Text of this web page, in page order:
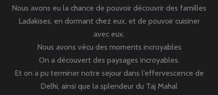
Nous avons eu la chance de pouvoir découvrir des familles
Ladakises, en dormant chez eux, et de pouvoir cuisiner
avec eux.
Nous avons vécu des moments incroyables
On a découvert des paysages incroyables.
Et on a pu terminer notre sejour dans l’effervescence de
Delhi, ainsi que la splendeur du Taj Mahal